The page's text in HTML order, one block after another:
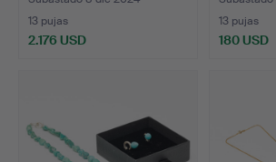
13 pujas
2.176 USD
13 pujas
180 USD